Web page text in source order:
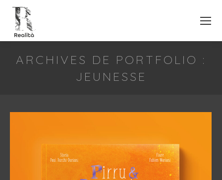
ARCHIVES DE PORTFOLIO :
JEUNESSE